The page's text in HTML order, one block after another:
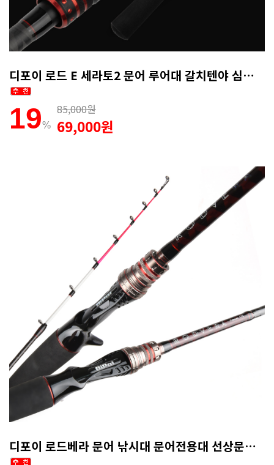
디포이 로드 E 세라토2 문어 루어대 갈치텐야 심해갑오징어로드 165MH
19%
85,000원
69,000원
디포이 로드베라 문어 낚시대 문어전용대 선상문어대 문어대 갑오징어대 165MH